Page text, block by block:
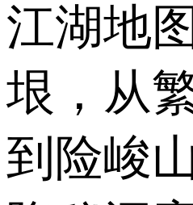
江湖地
垠，从
到险峻